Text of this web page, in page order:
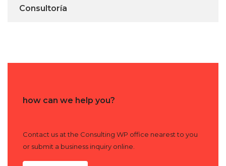
Consultoría
how can we help you?
Contact us at the Consulting WP office nearest to you
or submit a business inquiry online.